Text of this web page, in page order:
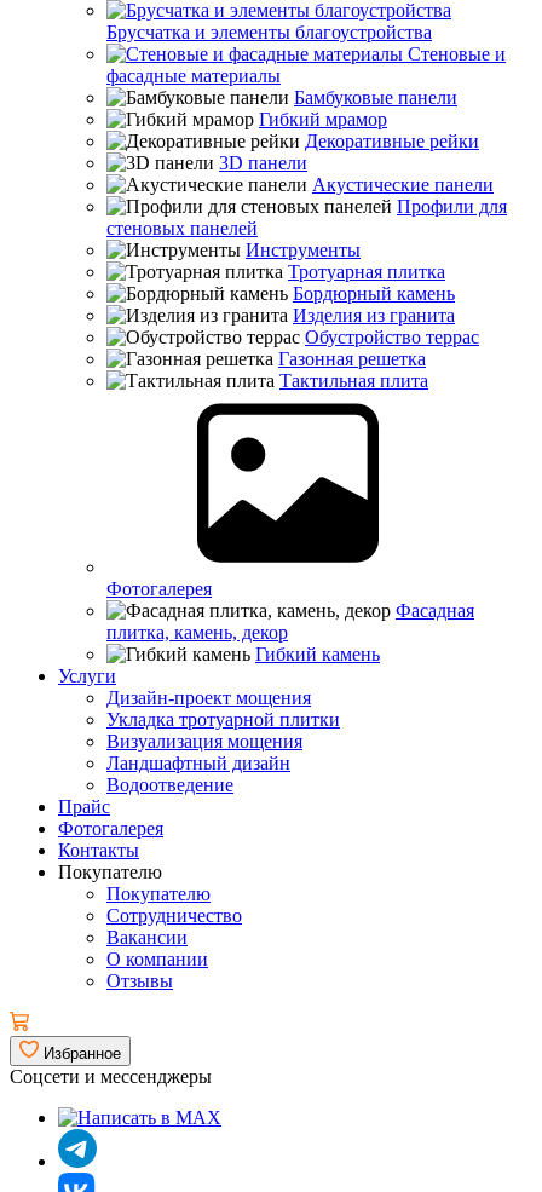
Брусчатка и элементы благоустройства
Стеновые и
фасадные материалы
Бамбуковые панели
Гибкий мрамор
Декоративные рейки
3D панели
Акустические панели
Профили для
стеновых панелей
Инструменты
Тротуарная плитка
Бордюрный камень
Изделия из гранита
Обустройство террас
Газонная решетка
Тактильная плита
Фотогалерея
Фасадная
плитка, камень, декор
Гибкий камень
Услуги
Дизайн-проект мощения
Укладка тротуарной плитки
Визуализация мощения
Ландшафтный дизайн
Водоотведение
Прайс
Фотогалерея
Контакты
Покупателю
Покупателю
Сотрудничество
Вакансии
О компании
Отзывы
Избранное
Соцсети и мессенджеры